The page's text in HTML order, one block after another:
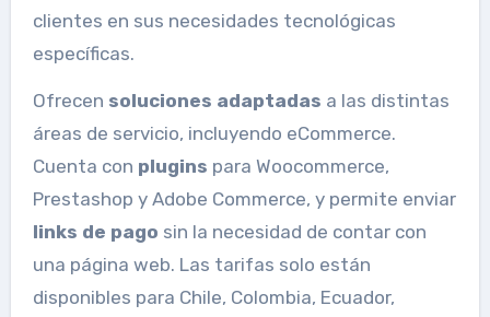
clientes en sus necesidades tecnológicas
específicas.
Ofrecen soluciones adaptadas a las distintas
áreas de servicio, incluyendo eCommerce.
Cuenta con plugins para Woocommerce,
Prestashop y Adobe Commerce, y permite enviar
links de pago sin la necesidad de contar con
una página web. Las tarifas solo están
disponibles para Chile, Colombia, Ecuador,